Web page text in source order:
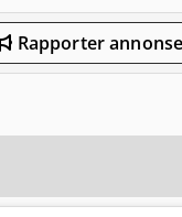
Rapporter